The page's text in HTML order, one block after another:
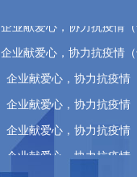
企业献爱心，协力抗疫情（
企业献爱心，协力抗疫情（
企业献爱心，协力抗疫情
企业献爱心，协力抗疫情
企业献爱心，协力抗疫情
企业献爱心，协力抗疫情